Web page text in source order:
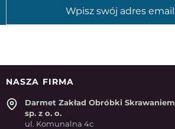
NASZA FIRMA
Darmet Zakład Obróbki Skrawaniem
sp. z o. o.
ul. Komunalna 4c